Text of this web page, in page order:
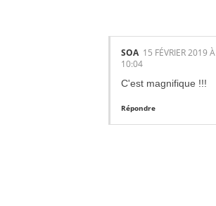
SOA 15 FÉVRIER 2019 À
10:04
C'est magnifique !!!
Répondre